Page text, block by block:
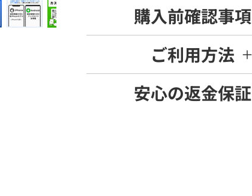
購入前確認事項
ご利用方法
安心の返金保証